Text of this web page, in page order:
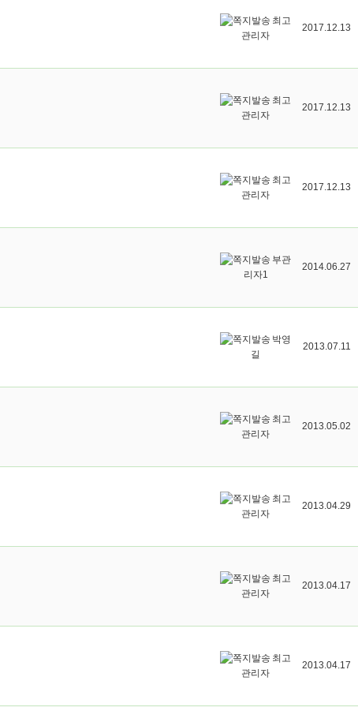
최고
관리자
2017.12.13
최고
관리자
2017.12.13
최고
관리자
2017.12.13
부관
리자1
2014.06.27
박영
길
2013.07.11
최고
관리자
2013.05.02
최고
관리자
2013.04.29
최고
관리자
2013.04.17
최고
관리자
2013.04.17